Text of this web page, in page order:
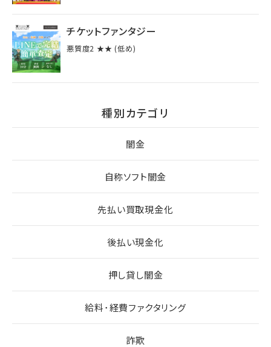
チケットファンタジー
悪質度2 ★★ (低め)
種別カテゴリ
闇金
自称ソフト闇金
先払い買取現金化
後払い現金化
押し貸し闇金
給料･経費ファクタリング
詐欺